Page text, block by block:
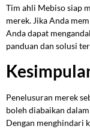
Tim ahli Mebiso siap
merek. Jika Anda
Anda dapat
panduan dan solusi
Penelusuran merek
boleh diabaikan
Dengan menghindari